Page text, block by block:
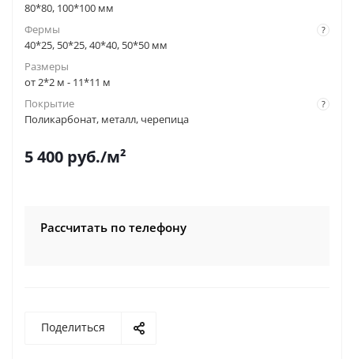
80*80, 100*100 мм
?
Фермы
40*25, 50*25, 40*40, 50*50 мм
Размеры
от 2*2 м - 11*11 м
?
Покрытие
Поликарбонат, металл, черепица
5 400 руб./м²
Рассчитать по телефону
Поделиться